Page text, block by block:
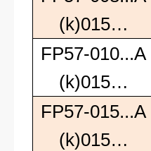
(k)015…
FP57-010...A
(k)015…
FP57-015...A
(k)015…